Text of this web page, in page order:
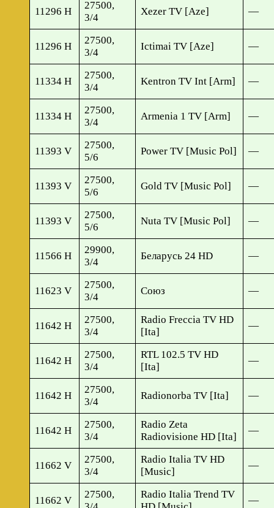
11296 H
27500,
3/4
Xezer TV [Aze] —
11296 H
27500,
3/4
Ictimai TV [Aze] —
11334 H
27500,
3/4
Kentron TV Int [Arm] —
11334 H
27500,
3/4
Armenia 1 TV [Arm] —
11393 V
27500,
5/6
Power TV [Music Pol] —
11393 V
27500,
5/6
Gold TV [Music Pol] —
11393 V
27500,
5/6
Nuta TV [Music Pol] —
11566 H
29900,
3/4
Беларусь 24 HD —
11623 V
27500,
3/4
Союз —
11642 H
27500,
3/4
Radio Freccia TV HD
[Ita]
—
11642 H
27500,
3/4
RTL 102.5 TV HD
[Ita]
—
11642 H
27500,
3/4
Radionorba TV [Ita] —
11642 H
27500,
3/4
Radio Zeta
Radiovisione HD [Ita]
—
11662 V
27500,
3/4
Radio Italia TV HD
[Music]
—
11662 V
27500,
Radio Italia Trend TV
—